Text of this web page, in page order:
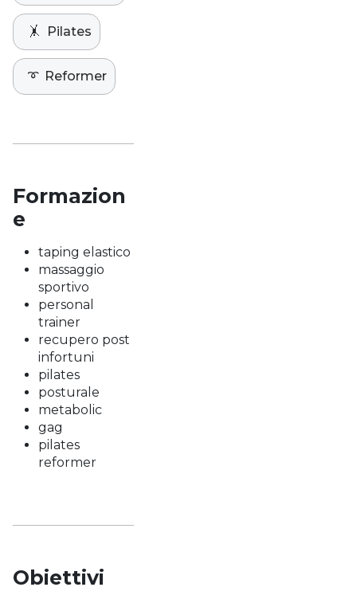
🤸 Pilates
➰ Reformer
Formazion
e
taping elastico
massaggio
sportivo
personal
trainer
recupero post
infortuni
pilates
posturale
metabolic
gag
pilates
reformer
Obiettivi